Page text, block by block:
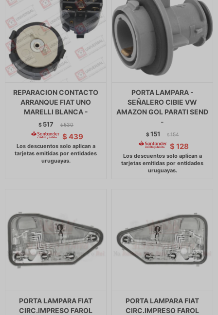
REPARACION CONTACTO
ARRANQUE FIAT UNO
MARELLI BLANCA -
$ 517 $ 530
$ 439
PORTA LAMPARA -
SEÑALERO CIBIE VW
AMAZON GOL PARATI SEND
-
$151 $ 154
$ 128
PORTA LAMPARA FIAT
CIRC.IMPRESO FAROL
PORTA LAMPARA FIAT
CIRC.IMPRESO FAROL